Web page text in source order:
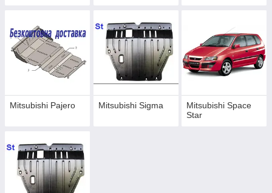
Mitsubishi Pajero Mitsubishi Sigma
Mitsubishi Space
Star